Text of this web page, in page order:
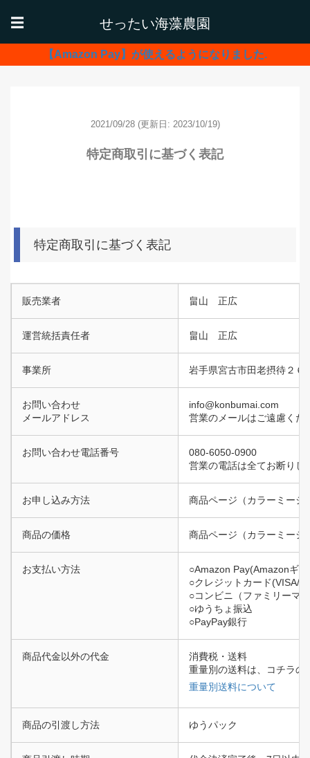
☰ せったい海藻農園
【Amazon Pay】が使えるようになりました.
2021/09/28 (更新日: 2023/10/19)
特定商取引に基づく表記
特定商取引に基づく表記
販売業者 畠山 正広
運営統括責任者 畠山 正広
事業所 岩手県宮古市田老摂待２６
お問い合わせ
メールアドレス
info@konbumai.com
営業のメールはご遠慮くだ
お問い合わせ電話番号
080-6050-0900
営業の電話は全てお断りし
お申し込み方法 商品ページ（カラーミーシ
商品の価格 商品ページ（カラーミーシ
お支払い方法
○Amazon Pay(Amazonギ
○クレジットカード(VISA/
○コンビニ（ファミリーマ
○ゆうちょ振込
○PayPay銀行
商品代金以外の代金
消費税・送料
重量別の送料は、コチラの
重量別送料について
商品の引渡し方法 ゆうパック